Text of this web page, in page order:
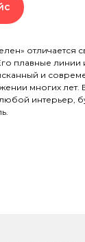
отличается
плавные
и
многих
интерьер,